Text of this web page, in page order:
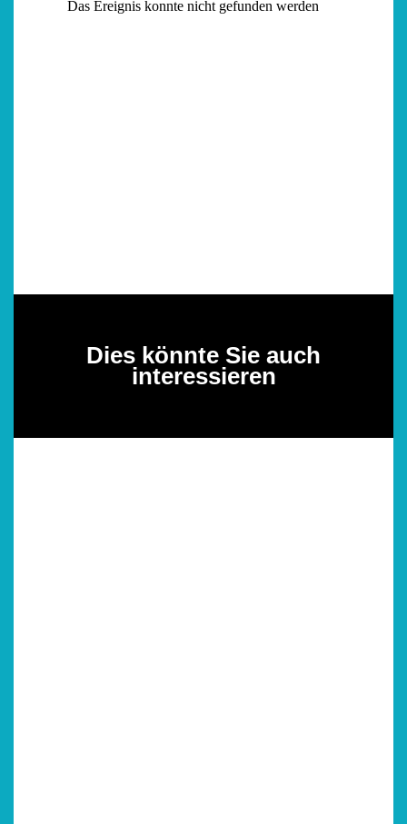
Dies könnte Sie auch
interessieren